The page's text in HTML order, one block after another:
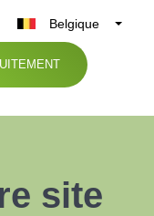
Belgique
België
Nederland
España
site